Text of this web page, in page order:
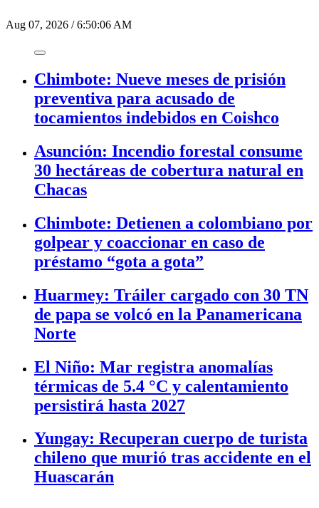
Aug 07, 2026 / 6:50:06 AM
Chimbote: Nueve meses de prisión
preventiva para acusado de
tocamientos indebidos en Coishco
Asunción: Incendio forestal consume
30 hectáreas de cobertura natural en
Chacas
Chimbote: Detienen a colombiano por
golpear y coaccionar en caso de
préstamo “gota a gota”
Huarmey: Tráiler cargado con 30 TN
de papa se volcó en la Panamericana
Norte
El Niño: Mar registra anomalías
térmicas de 5.4 °C y calentamiento
persistirá hasta 2027
Yungay: Recuperan cuerpo de turista
chileno que murió tras accidente en el
Huascarán